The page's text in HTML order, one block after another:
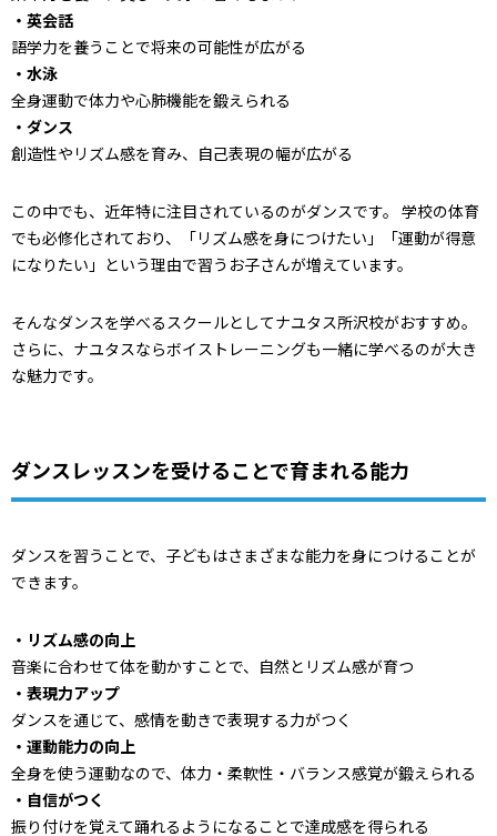
・英会話
語学力を養うことで将来の可能性が広がる
・水泳
全身運動で体力や心肺機能を鍛えられる
・ダンス
創造性やリズム感を育み、自己表現の幅が広がる
この中でも、近年特に注目されているのがダンスです。 学校の体育
でも必修化されており、「リズム感を身につけたい」「運動が得意
になりたい」という理由で習うお子さんが増えています。
そんなダンスを学べるスクールとしてナユタス所沢校がおすすめ。
さらに、ナユタスならボイストレーニングも一緒に学べるのが大き
な魅力です。
ダンスレッスンを受けることで育まれる能力
ダンスを習うことで、子どもはさまざまな能力を身につけることが
できます。
・リズム感の向上
音楽に合わせて体を動かすことで、自然とリズム感が育つ
・表現力アップ
ダンスを通じて、感情を動きで表現する力がつく
・運動能力の向上
全身を使う運動なので、体力・柔軟性・バランス感覚が鍛えられる
・自信がつく
振り付けを覚えて踊れるようになることで達成感を得られる